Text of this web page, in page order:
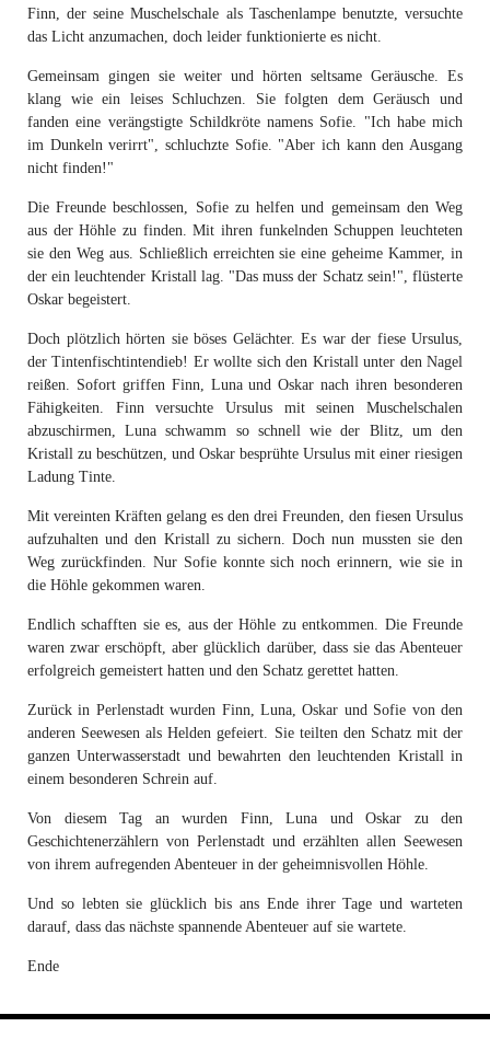
Finn, der seine Muschelschale als Taschenlampe benutzte, versuchte
das Licht anzumachen, doch leider funktionierte es nicht.
Gemeinsam gingen sie weiter und hörten seltsame Geräusche. Es
klang wie ein leises Schluchzen. Sie folgten dem Geräusch und
fanden eine verängstigte Schildkröte namens Sofie. "Ich habe mich
im Dunkeln verirrt", schluchzte Sofie. "Aber ich kann den Ausgang
nicht finden!"
Die Freunde beschlossen, Sofie zu helfen und gemeinsam den Weg
aus der Höhle zu finden. Mit ihren funkelnden Schuppen leuchteten
sie den Weg aus. Schließlich erreichten sie eine geheime Kammer, in
der ein leuchtender Kristall lag. "Das muss der Schatz sein!", flüsterte
Oskar begeistert.
Doch plötzlich hörten sie böses Gelächter. Es war der fiese Ursulus,
der Tintenfischtintendieb! Er wollte sich den Kristall unter den Nagel
reißen. Sofort griffen Finn, Luna und Oskar nach ihren besonderen
Fähigkeiten. Finn versuchte Ursulus mit seinen Muschelschalen
abzuschirmen, Luna schwamm so schnell wie der Blitz, um den
Kristall zu beschützen, und Oskar besprühte Ursulus mit einer riesigen
Ladung Tinte.
Mit vereinten Kräften gelang es den drei Freunden, den fiesen Ursulus
aufzuhalten und den Kristall zu sichern. Doch nun mussten sie den
Weg zurückfinden. Nur Sofie konnte sich noch erinnern, wie sie in
die Höhle gekommen waren.
Endlich schafften sie es, aus der Höhle zu entkommen. Die Freunde
waren zwar erschöpft, aber glücklich darüber, dass sie das Abenteuer
erfolgreich gemeistert hatten und den Schatz gerettet hatten.
Zurück in Perlenstadt wurden Finn, Luna, Oskar und Sofie von den
anderen Seewesen als Helden gefeiert. Sie teilten den Schatz mit der
ganzen Unterwasserstadt und bewahrten den leuchtenden Kristall in
einem besonderen Schrein auf.
Von diesem Tag an wurden Finn, Luna und Oskar zu den
Geschichtenerzählern von Perlenstadt und erzählten allen Seewesen
von ihrem aufregenden Abenteuer in der geheimnisvollen Höhle.
Und so lebten sie glücklich bis ans Ende ihrer Tage und warteten
darauf, dass das nächste spannende Abenteuer auf sie wartete.
Ende